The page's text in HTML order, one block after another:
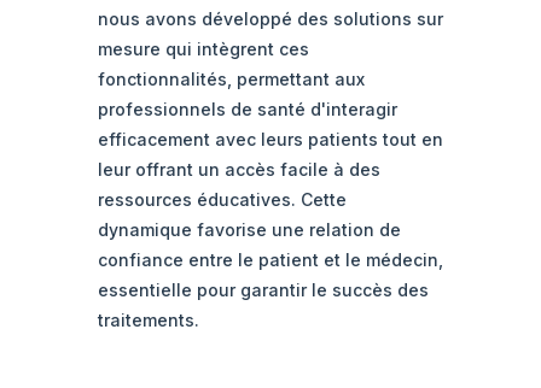
nous avons développé des solutions sur
mesure qui intègrent ces
fonctionnalités, permettant aux
professionnels de santé d'interagir
efficacement avec leurs patients tout en
leur offrant un accès facile à des
ressources éducatives. Cette
dynamique favorise une relation de
confiance entre le patient et le médecin,
essentielle pour garantir le succès des
traitements.